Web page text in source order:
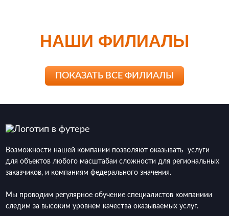
НАШИ ФИЛИАЛЫ
ПОКАЗАТЬ ВСЕ ФИЛИАЛЫ
Возможности нашей компании позволяют оказывать услуги
для объектов любого масштабаи сложности для региональных
заказчиков, и компаниям федерального значения.
Мы проводим регулярное обучение специалистов компаниии
следим за высоким уровнем качества оказываемых услуг.